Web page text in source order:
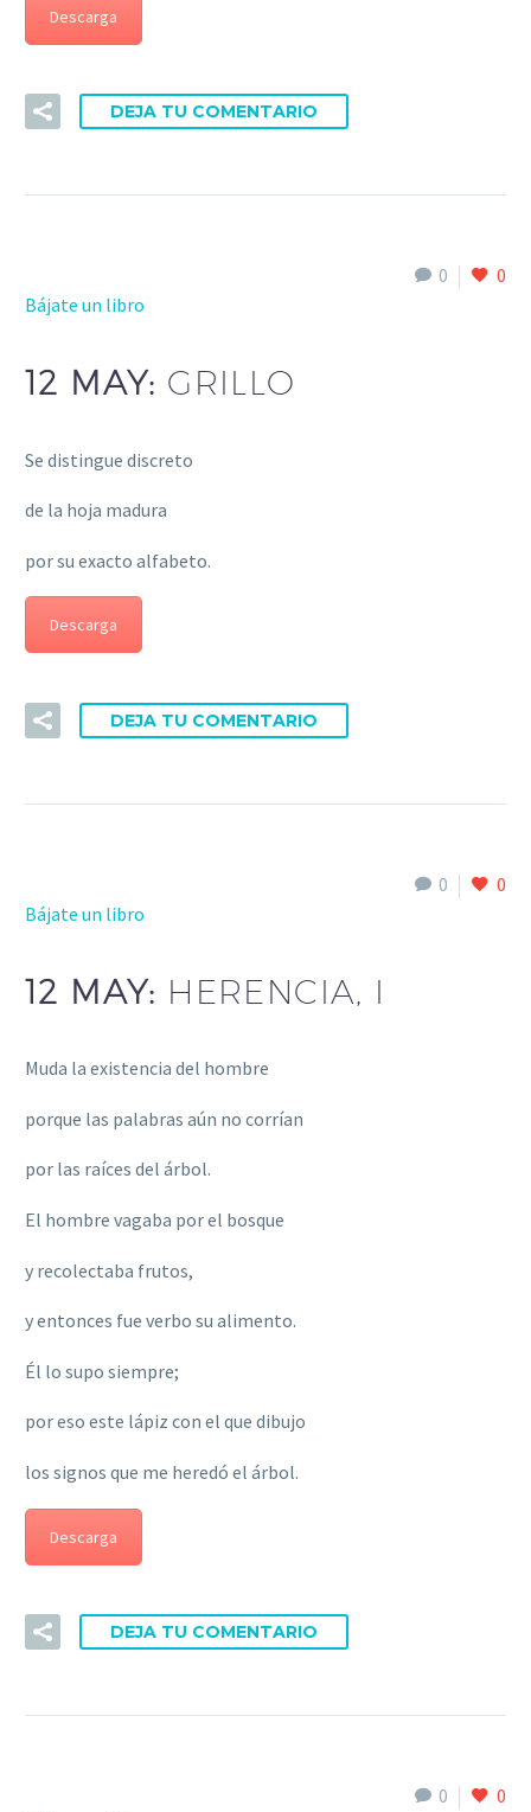
Descarga
DEJA TU COMENTARIO
0
0
Bájate un libro
12 MAY: GRILLO
Se distingue discreto
de la hoja madura
por su exacto alfabeto.
Descarga
DEJA TU COMENTARIO
0
0
Bájate un libro
12 MAY: HERENCIA, I
Muda la existencia del hombre
porque las palabras aún no corrían
por las raíces del árbol.
El hombre vagaba por el bosque
y recolectaba frutos,
y entonces fue verbo su alimento.
Él lo supo siempre;
por eso este lápiz con el que dibujo
los signos que me heredó el árbol.
Descarga
DEJA TU COMENTARIO
0
0